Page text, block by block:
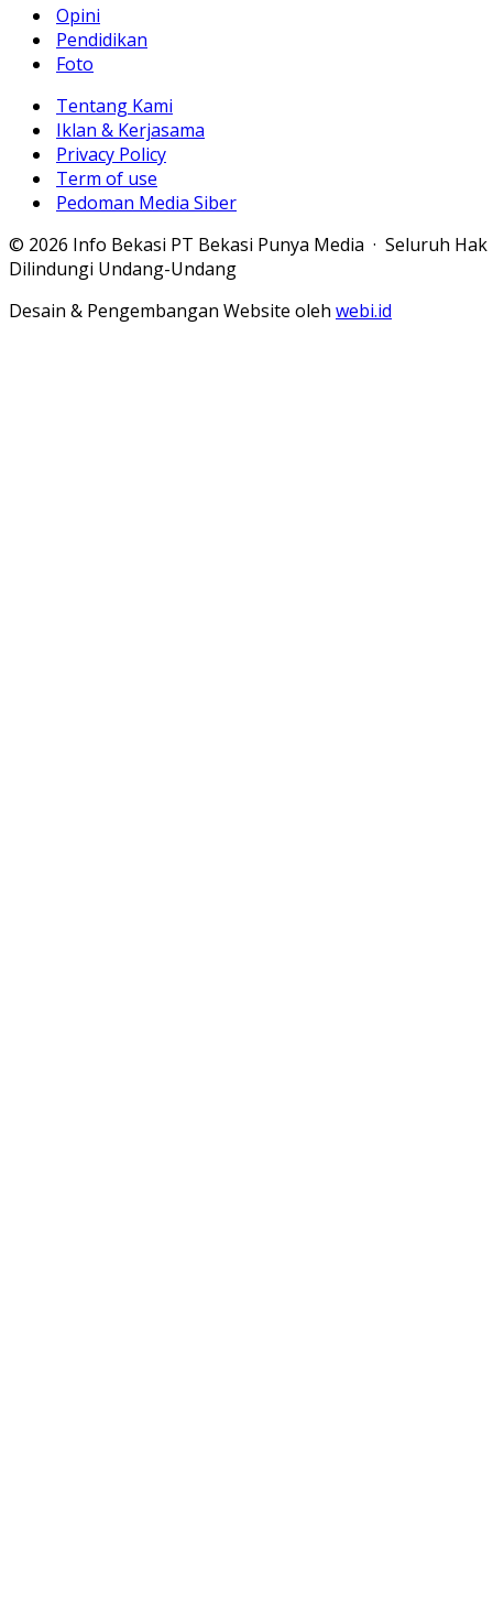
Opini
Pendidikan
Foto
Tentang Kami
Iklan & Kerjasama
Privacy Policy
Term of use
Pedoman Media Siber
© 2026 Info Bekasi PT Bekasi Punya Media · Seluruh Hak
Dilindungi Undang-Undang
Desain & Pengembangan Website oleh webi.id